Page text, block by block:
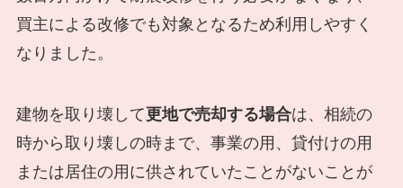
買主による改修でも対象となるため利用しやすく
なりました。
建物を取り壊して更地で売却する場合は、相続の
時から取り壊しの時まで、事業の用、貸付けの用
または居住の用に供されていたことがないことが